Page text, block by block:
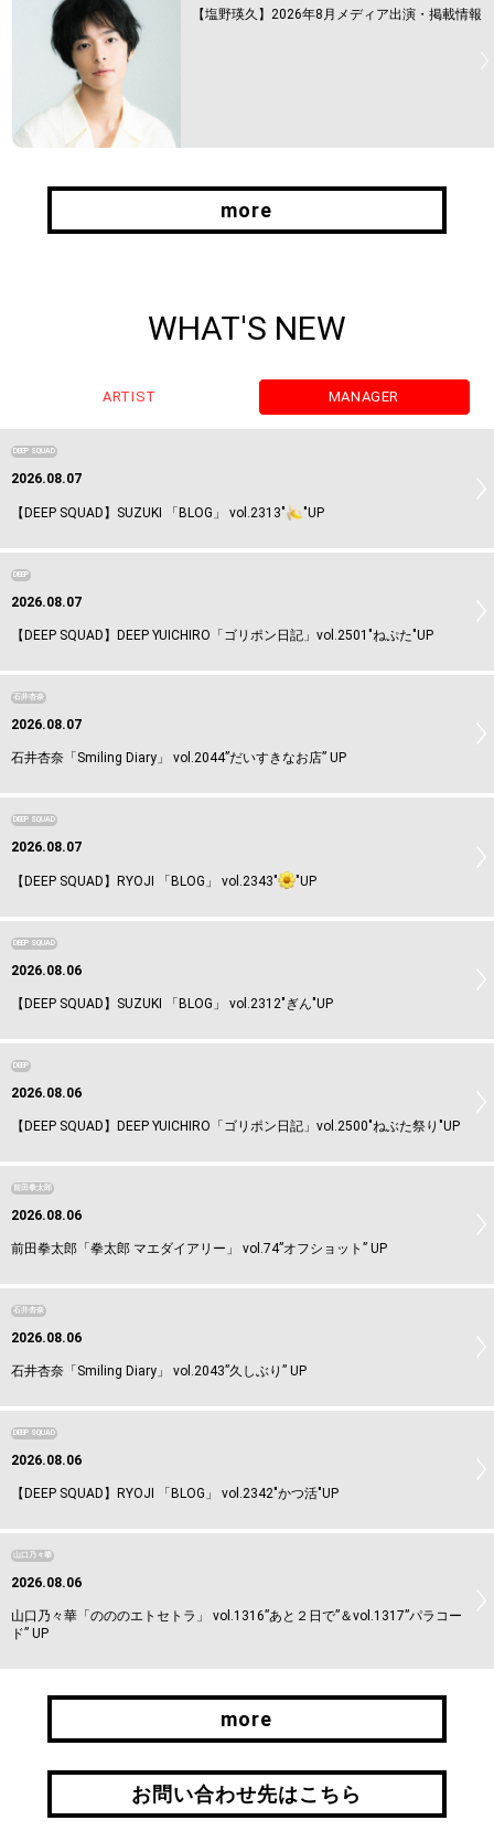
【塩野瑛久】2026年8月メディア出演・掲載情報
more
WHAT'S NEW
ARTIST MANAGER
DEEP SQUAD
2026.08.07
【DEEP SQUAD】SUZUKI 「BLOG」 vol.2313" "UP
DEEP
2026.08.07
【DEEP SQUAD】DEEP YUICHIRO「ゴリポン日記」vol.2501"ねぷた"UP
石井杏奈
2026.08.07
石井杏奈「Smiling Diary」 vol.2044”だいすきなお店” UP
DEEP SQUAD
2026.08.07
【DEEP SQUAD】RYOJI 「BLOG」 vol.2343" "UP
DEEP SQUAD
2026.08.06
【DEEP SQUAD】SUZUKI 「BLOG」 vol.2312"ぎん"UP
DEEP
2026.08.06
【DEEP SQUAD】DEEP YUICHIRO「ゴリポン日記」vol.2500"ねぶた祭り"UP
前田拳太郎
2026.08.06
前田拳太郎「拳太郎 マエダイアリー」 vol.74”オフショット” UP
石井杏奈
2026.08.06
石井杏奈「Smiling Diary」 vol.2043”久しぶり” UP
DEEP SQUAD
2026.08.06
【DEEP SQUAD】RYOJI 「BLOG」 vol.2342"かつ活"UP
山口乃々華
2026.08.06
山口乃々華「のののエトセトラ」 vol.1316”あと２日で”＆vol.1317”パラコー
ド” UP
more
more
お問い合わせ先はこちら
お問い合わせ先はこちら
引継ぎはこちら